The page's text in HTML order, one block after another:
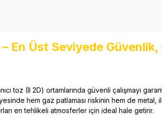
En Üst Seviyede
toz (II 2D) ortamlarında güvenli çalışmayı
hem gaz patlaması riskinin hem de
en tehlikeli atmosferler için ideal hale getirir.